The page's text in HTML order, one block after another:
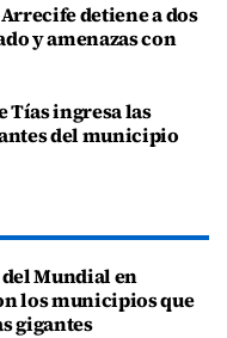
detiene a dos
y amenazas con
Tías ingresa las
del municipio
Mundial en
los municipios que
gigantes